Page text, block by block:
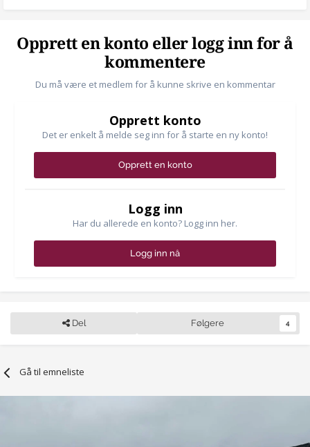
Opprett en konto eller logg inn for å
kommentere
Du må være et medlem for å kunne skrive en kommentar
Opprett konto
Det er enkelt å melde seg inn for å starte en ny konto!
Opprett en konto
Logg inn
Har du allerede en konto? Logg inn her.
Logg inn nå
Del Følgere 4
Gå til emneliste